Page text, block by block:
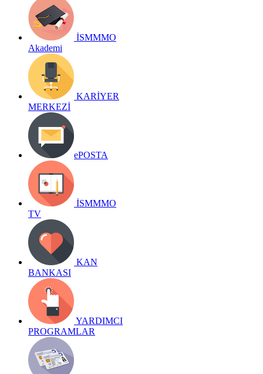
İSMMMO
Akademi
KARİYER
MERKEZİ
ePOSTA
İSMMMO
TV
KAN
BANKASI
YARDIMCI
PROGRAMLAR